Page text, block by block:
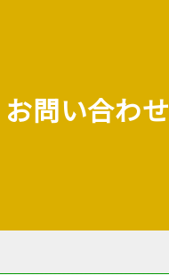
お問い合わせ